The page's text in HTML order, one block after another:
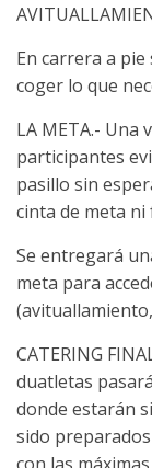
En carrera a
coger lo que
LA META.- Una
participantes
pasillo sin
cinta de meta
Se entregará
meta para
CATERING
duatletas
donde estarán
sido
con las